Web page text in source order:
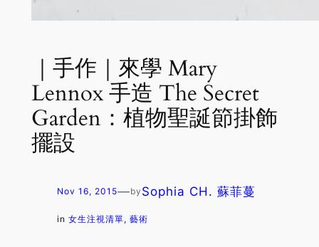
｜手作｜來學 Mary
Lennox 手造 The Secret
Garden：植物聖誕節掛飾
擺設
Nov 16, 2015—by Sophia CH. 蘇菲蔓
in 女生注視清單, 藝術